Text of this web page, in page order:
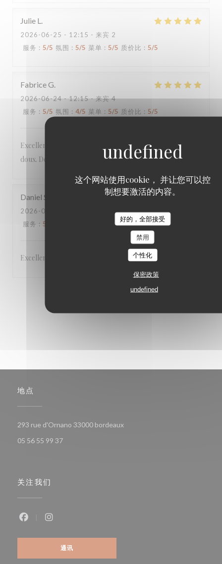
这个网站使用cookie， 并让您可以控
制想要激活的内容。
好的，全部接受
禁用
个性化
保密政策
undefined
Julie L
2026-06-25 - 12:15 - 来宾 2
服务 : 5/5 氛围 : 5/5 菜单 : 5/5 质价比 : 5/5
FabriceG
2026-06-24- 12:15 - 来宾 4
服务 : 5/5 氛围 : 4/5 菜单 : 5/5 质价比 : 5/5
Excellent menu original aux produits frais, le tout à prix
doux. Deuxième fois dans ce restaurant et toujours au top.
Daniel S
2026-06-22
- 19:45 - 来宾 5
服务 : 5 /5 质价比: 5/5
Excellent,
3
地点
293 rue d'Ornano 33000 bordeaux((在新窗口中打开))
05 56 55 99 37
关注我们
通讯